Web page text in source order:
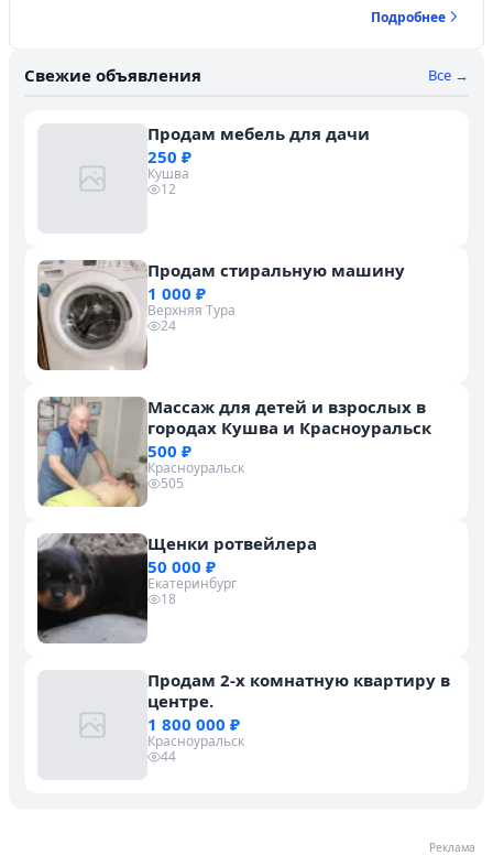
Подробнее
Свежие объявления Все →
Продам мебель для дачи
250 ₽
Кушва
12
Продам стиральную машину
1 000 ₽
Верхняя Тура
24
Массаж для детей и взрослых в
городах Кушва и Красноуральск
500 ₽
Красноуральск
505
Щенки ротвейлера
50 000 ₽
Екатеринбург
18
Продам 2-х комнатную квартиру в
центре.
1 800 000 ₽
Красноуральск
44
Реклама